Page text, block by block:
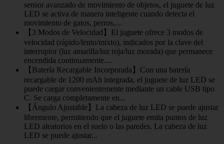
sensor avanzado de movimiento de objetos, el juguete de luz
LED se activa de manera inteligente cuando detecta el
movimiento de gatos, perros,...
【3 Modos de Velocidad】El juguete ofrece 3 modos de
velocidad (rápido/lento/mixto), indicados por la clave del
interruptor (luz amarilla/luz roja/luz morada) que permanece
encendida continuamente....
【Batería Recargable Incorporada】Con una batería
recargable de 1200 mAh integrada, el juguete de luz LED se
puede cargar convenientemente mediante un cable USB tipo
C. Se carga completamente en...
【Ángulo Ajustable】La cabeza de luz LED se puede ajustar
libremente, permitiendo que el juguete emita puntos de luz
LED aleatorios en el suelo o las paredes. La cabeza de luz
LED se puede ajustar...